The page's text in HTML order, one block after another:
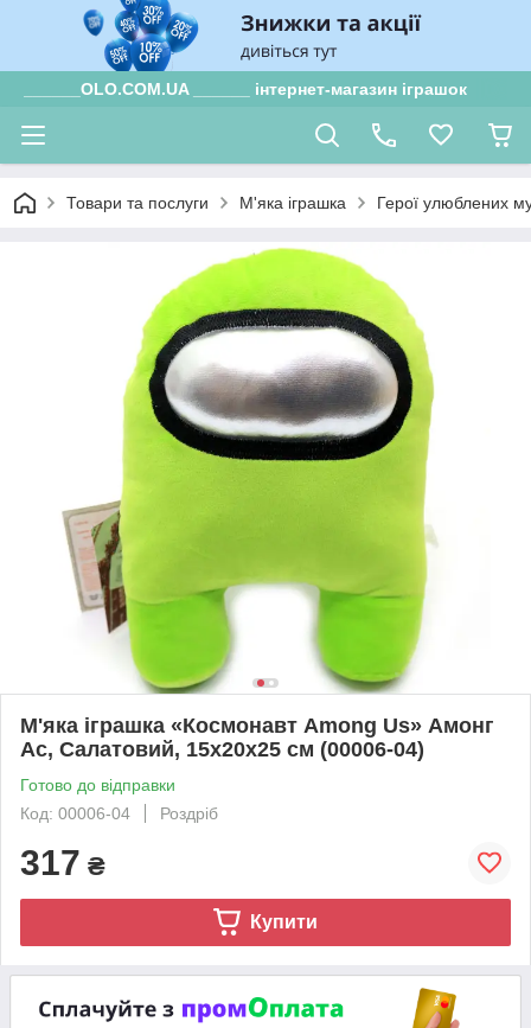
______OLO.COM.UA ______ інтернет-магазин іграшок
Товари та послуги М'яка іграшка Герої улюблених
М'яка іграшка «Космонавт Among Us» Амонг
Ас, Салатовий, 15х20х25 см (00006-04)
Готово до відправки
Код: 00006-04
Роздріб
317 ₴
Купити